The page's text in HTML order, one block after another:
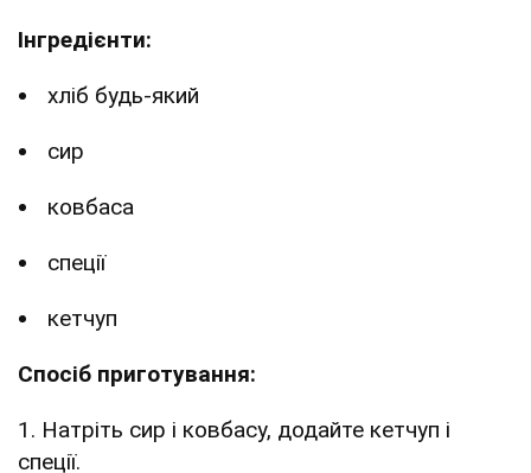
Інгредієнти:
хліб будь-який
сир
ковбаса
спеції
кетчуп
Спосіб приготування:
1. Натріть сир і ковбасу, додайте кетчуп і
спеції.